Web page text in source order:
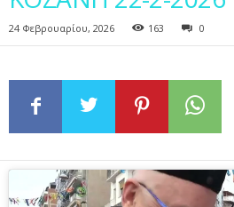
24 Φεβρουαρίου, 2026 163 0